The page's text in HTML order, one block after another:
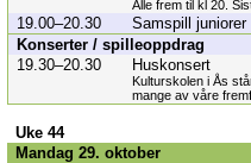
Alle frem til kl 20.
19.00–20.30
Samspill juniorer
Konserter / spilleoppdrag
19.30–20.30
Huskonsert
Kulturskolen i Ås
mange av våre
Uke 44
Mandag 29. oktober